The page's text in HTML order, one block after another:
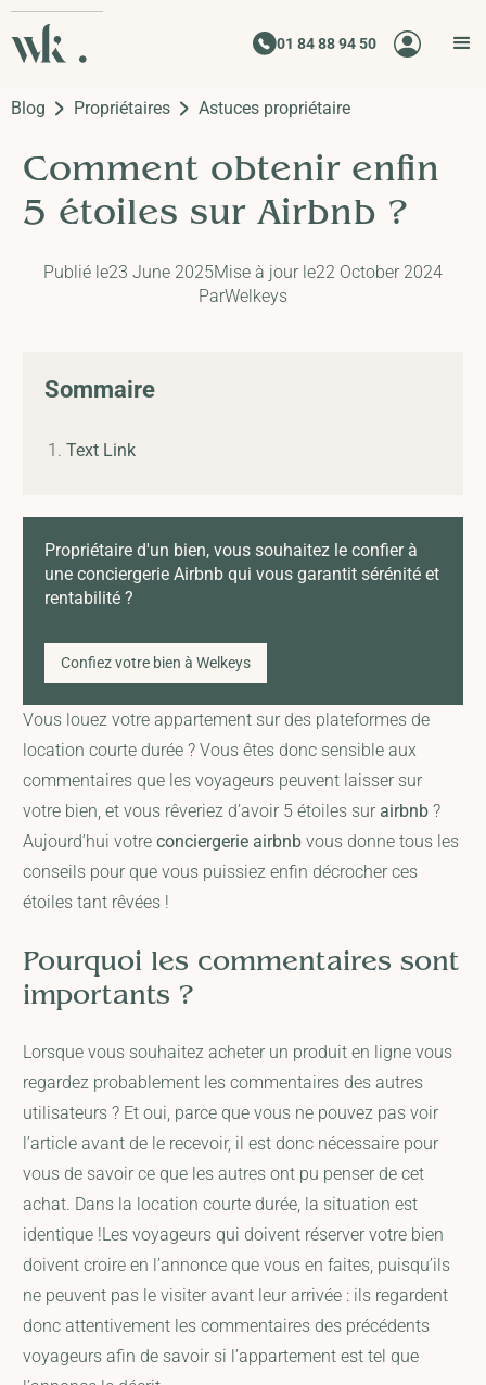
01 84 88 94 50
Blog Propriétaires Astuces propriétaire
Comment obtenir enfin
5 étoiles sur Airbnb ?
Publié le23 June 2025Mise à jour le22 October 2024
ParWelkeys
Sommaire
Text Link
Propriétaire d'un bien, vous souhaitez le confier à
une conciergerie Airbnb qui vous garantit sérénité et
rentabilité ?
Confiez votre bien à Welkeys
Vous louez votre appartement sur des plateformes de
location courte durée ? Vous êtes donc sensible aux
commentaires que les voyageurs peuvent laisser sur
votre bien, et vous rêveriez d’avoir 5 étoiles sur airbnb ?
Aujourd’hui votre conciergerie airbnb vous donne tous les
conseils pour que vous puissiez enfin décrocher ces
étoiles tant rêvées !
Pourquoi les commentaires sont
importants ?
Lorsque vous souhaitez acheter un produit en ligne vous
regardez probablement les commentaires des autres
utilisateurs ? Et oui, parce que vous ne pouvez pas voir
l’article avant de le recevoir, il est donc nécessaire pour
vous de savoir ce que les autres ont pu penser de cet
achat. Dans la location courte durée, la situation est
identique !Les voyageurs qui doivent réserver votre bien
doivent croire en l’annonce que vous en faites, puisqu’ils
ne peuvent pas le visiter avant leur arrivée : ils regardent
donc attentivement les commentaires des précédents
voyageurs afin de savoir si l’appartement est tel que